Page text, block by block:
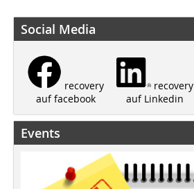
Social Media
recovery
auf facebook
recovery
auf Linkedin
Events